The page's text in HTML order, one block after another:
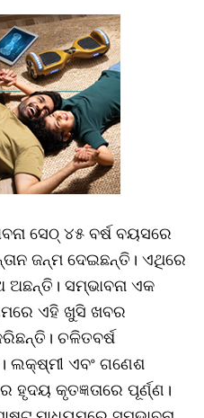
ସେଠ୍‌ ୪୫ ବର୍ଷ ବୟସରେ
ଜନ୍ମ ଦେଇଛନ୍ତି। ଏଥିରେ
ସମ୍ଭାବନା ଏକ
ଏହି ଖୁସି ଖବର
ଚଳିତବର୍ଷ
ଲକ୍ଷ୍ମୀ ଏବଂ ଗଣେଶ
କୃତଜ୍ଞତାରେ ପୂର୍ଣ୍ଣ।